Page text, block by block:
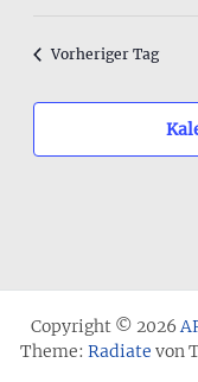
Vorheriger Tag
Copyright © 2026
Theme: Radiate von